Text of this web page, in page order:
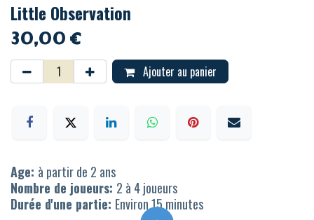
Little Observation
30,00€
Ajouter au panier
Age: à partir de 2 ans
Nombre de joueurs: 2 à 4 joueurs
Durée d'une partie: Environ 15 minutes